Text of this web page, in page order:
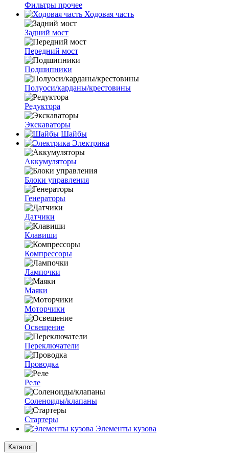
Фильтры прочее
Ходовая часть
Задний мост
Передний мост
Подшипники
Полуоси/карданы/крестовины
Редуктора
Экскаваторы
Шайбы
Электрика
Аккумуляторы
Блоки управления
Генераторы
Датчики
Клавиши
Компрессоры
Лампочки
Маяки
Моторчики
Освещение
Переключатели
Проводка
Реле
Соленоиды/клапаны
Стартеры
Элементы кузова
Каталог